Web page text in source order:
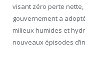
visant zéro perte nette,
gouvernement a
milieux humides et
nouveaux épisodes